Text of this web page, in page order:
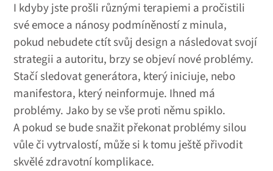
I kdyby jste prošli různými terapiemi a pročistili
své emoce a nánosy podmíněností z minula,
pokud nebudete ctít svůj design a následovat svojí
strategii a autoritu, brzy se objeví nové problémy.
Stačí sledovat generátora, který iniciuje, nebo
manifestora, který neinformuje. Ihned má
problémy. Jako by se vše proti němu spiklo.
A pokud se bude snažit překonat problémy silou
vůle či vytrvalostí, může si k tomu ještě přivodit
skvělé zdravotní komplikace.